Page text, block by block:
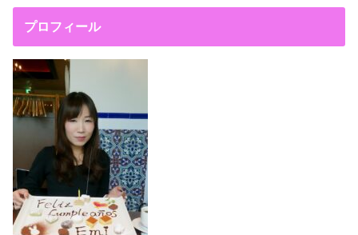
プロフィール